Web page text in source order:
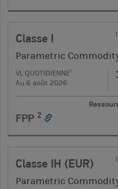
Classe I
Parametric
VL QUOTIDIENNE1
Au 6 août 2026
FPP 2
Classe IH (EUR)
Parametric